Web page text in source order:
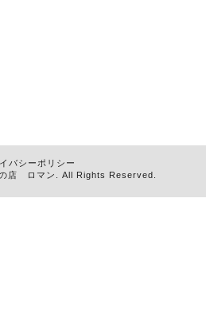
バシーポリシー
店 ロマン . All Rights Reserved.